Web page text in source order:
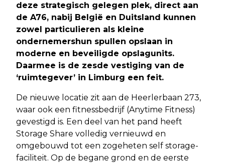
deze strategisch gelegen plek, direct aan
de A76, nabij België en Duitsland kunnen
zowel particulieren als kleine
ondernemershun spullen opslaan in
moderne en beveiligde opslagunits.
Daarmee is de zesde vestiging van de
‘ruimtegever’ in Limburg een feit.
De nieuwe locatie zit aan de Heerlerbaan 273,
waar ook een fitnessbedrijf (Anytime Fitness)
gevestigd is. Een deel van het pand heeft
Storage Share volledig vernieuwd en
omgebouwd tot een zogeheten self storage-
faciliteit. Op de begane grond en de eerste